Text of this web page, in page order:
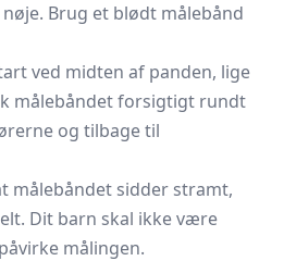
Brug et blødt målebånd
ved midten af panden, lige
målebåndet forsigtigt rundt
og tilbage til
målebåndet sidder stramt,
Dit barn skal ikke være
målingen.